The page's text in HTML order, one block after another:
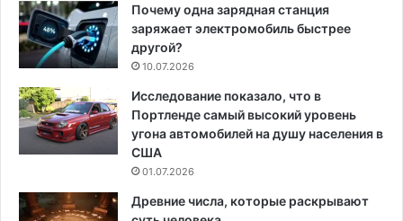
Почему одна зарядная станция
заряжает электромобиль быстрее
другой?
10.07.2026
Исследование показало, что в
Портленде самый высокий уровень
угона автомобилей на душу населения в
США
01.07.2026
Древние числа, которые раскрывают